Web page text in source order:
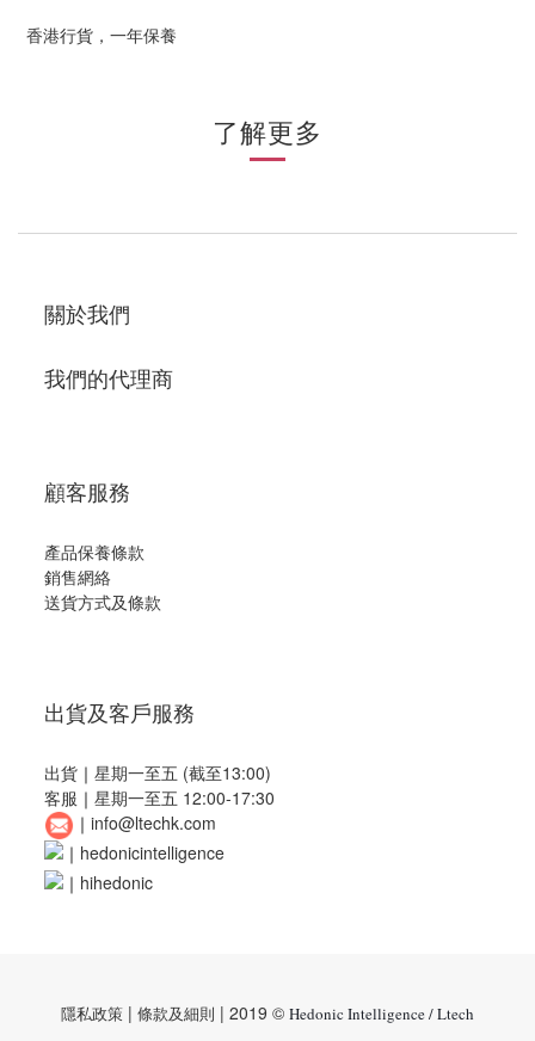
香港行貨，一年保養
了解更多
關於我們
我們的代理商
顧客服務
產品保養條款
銷售網絡
送貨方式及條款
出貨及客戶服務
出貨 ｜ 星期一至五 (截至13:00)
客服 ｜ 星期一至五 12:00-17:30
｜ info@ltechk.com
｜ hedonicintelligence
｜ hihedonic
隱私政策 | 條款及細則 | 2019 © Hedonic Intelligence / Ltech